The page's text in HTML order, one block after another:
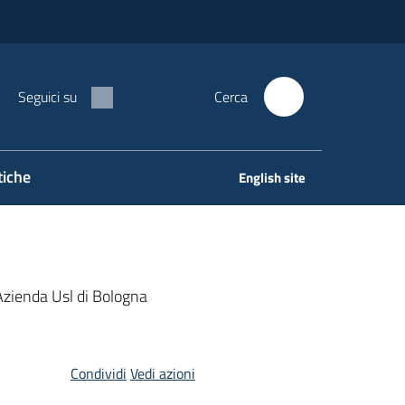
Seguici su Cerca
English site
Usl di Bologna
Condividi Vedi azioni